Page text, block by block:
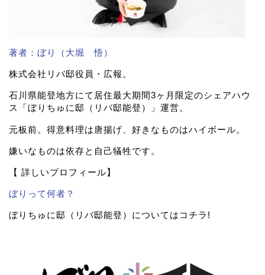
著者：ぼり（大堀 悟）
株式会社リバ邸役員・広報。
石川県能登地方にて居住最大期間3ヶ月限定のシェアハウ
ス「ぼりちゅに邸（リバ邸能登）」運営。
元板前。得意料理は唐揚げ、好きなものはハイボール。
嫌いなものは依存と自己犠牲です。
【 詳しいプロフィール】
ぼりって何者？
ぼりちゅに邸（リバ邸能登）についてはコチラ!